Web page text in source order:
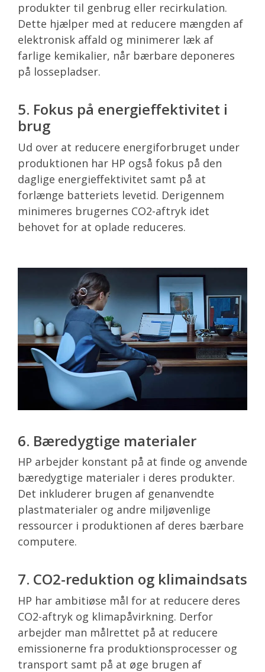
produkter til genbrug eller recirkulation.
Dette hjælper med at reducere mængden af
elektronisk affald og minimerer læk af
farlige kemikalier, når bærbare deponeres
på lossepladser.
5. Fokus på energieffektivitet i
brug
Ud over at reducere energiforbruget under
produktionen har HP også fokus på den
daglige energieffektivitet samt på at
forlænge batteriets levetid. Derigennem
minimeres brugernes CO2-aftryk idet
behovet for at oplade reduceres.
6. Bæredygtige materialer
HP arbejder konstant på at finde og anvende
bæredygtige materialer i deres produkter.
Det inkluderer brugen af genanvendte
plastmaterialer og andre miljøvenlige
ressourcer i produktionen af deres bærbare
computere.
7. CO2-reduktion og klimaindsats
HP har ambitiøse mål for at reducere deres
CO2-aftryk og klimapåvirkning. Derfor
arbejder man målrettet på at reducere
emissionerne fra produktionsprocesser og
transport samt på at øge brugen af